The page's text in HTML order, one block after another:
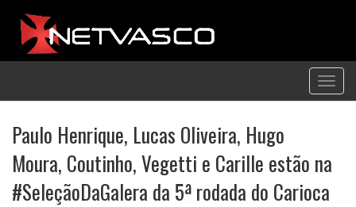
Paulo Henrique, Lucas Oliveira, Hugo
Moura, Coutinho, Vegetti e Carille estão na
#SeleçãoDaGalera da 5ª rodada do Carioca